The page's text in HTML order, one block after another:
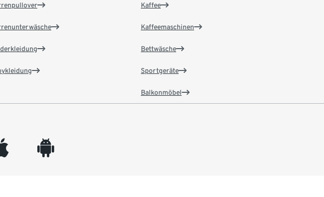
Kaffee
Kaffeemaschinen
Bettwäsche
Sportgeräte
Balkonmöbel
android